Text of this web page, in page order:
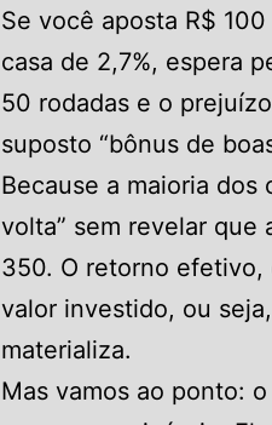
Se você aposta R$
casa de 2,7%, espera
50 rodadas e o
suposto “bônus de
Because a maioria dos
volta” sem revelar que
350. O retorno
valor investido, ou
materializa.
Mas vamos ao ponto: